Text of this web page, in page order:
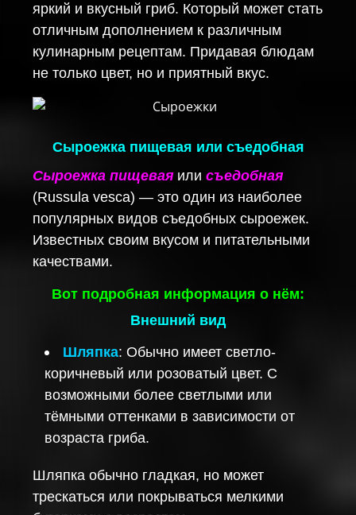
яркий и вкусный гриб. Который может стать
отличным дополнением к различным
кулинарным рецептам. Придавая блюдам
не только цвет, но и приятный вкус.
Сыроежка пищевая или съедобная
Сыроежка пищевая или съедобная
(Russula vesca) — это один из наиболее
популярных видов съедобных сыроежек.
Известных своим вкусом и питательными
качествами.
Вот подробная информация о нём:
Внешний вид
Шляпка: Обычно имеет светло-
коричневый или розоватый цвет. С
возможными более светлыми или
тёмными оттенками в зависимости от
возраста гриба.
Шляпка обычно гладкая, но может
трескаться или покрываться мелкими